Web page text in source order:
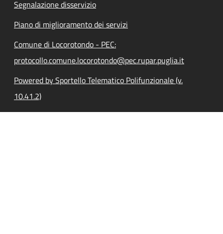
Segnalazione disservizio
Piano di miglioramento dei servizi
Comune di Locorotondo - PEC:
protocollo.comune.locorotondo@pec.rupar.puglia.it
Powered by Sportello Telematico Polifunzionale (v.
10.41.2)